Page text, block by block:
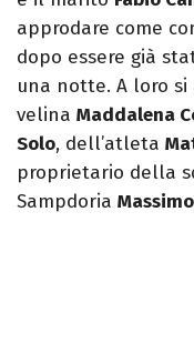
approdare come
dopo essere già
una notte. A loro si
velina Maddalena
Solo, dell’atleta
proprietario della
Sampdoria